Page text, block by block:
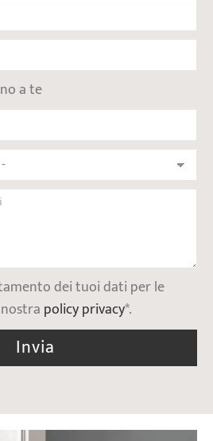
a te
dei tuoi dati per le
policy privacy*.
Invia